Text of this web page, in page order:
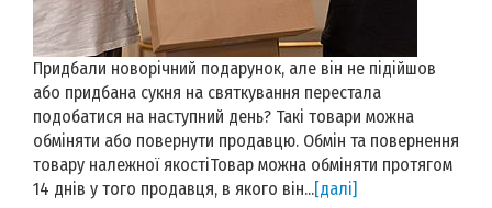
Придбали новорічний подарунок, але він не підійшов
або придбана сукня на святкування перестала
подобатися на наступний день? Такі товари можна
обміняти або повернути продавцю. Обмін та повернення
товару належної якостіТовар можна обміняти протягом
14 днів у того продавця, в якого він...[далі]